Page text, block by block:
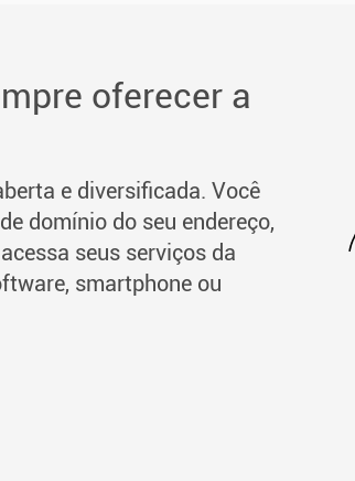
oferecer a
e diversificada. Você
domínio do seu endereço,
seus serviços da
smartphone ou